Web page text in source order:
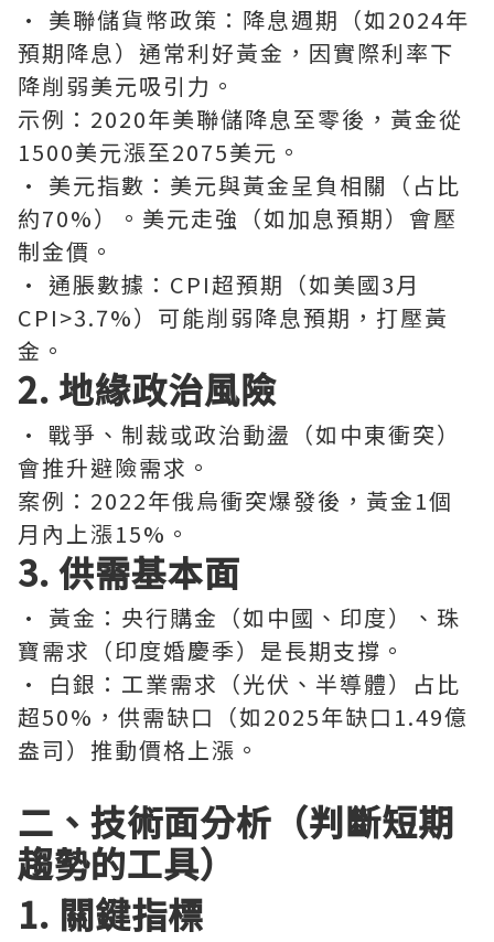
· 美聯儲貨幣政策：降息週期（如2024年
預期降息）通常利好黃金，因實際利率下
降削弱美元吸引力。
示例：2020年美聯儲降息至零後，黃金從
1500美元漲至2075美元。
· 美元指數：美元與黃金呈負相關（占比
約70%）。美元走強（如加息預期）會壓
制金價。
· 通脹數據：CPI超預期（如美國3月
CPI>3.7%）可能削弱降息預期，打壓黃
金。
2. 地緣政治風險
· 戰爭、制裁或政治動盪（如中東衝突）
會推升避險需求。
案例：2022年俄烏衝突爆發後，黃金1個
月內上漲15%。
3. 供需基本面
· 黃金：央行購金（如中國、印度）、珠
寶需求（印度婚慶季）是長期支撐。
· 白銀：工業需求（光伏、半導體）占比
超50%，供需缺口（如2025年缺口1.49億
盎司）推動價格上漲。
二、技術面分析（判斷短期
趨勢的工具）
1. 關鍵指標